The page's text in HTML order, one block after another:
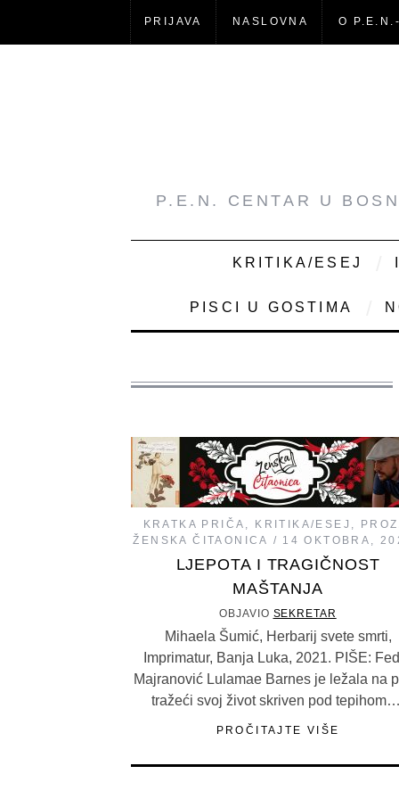
PRIJAVA NASLOVNA O
P.E.N. CENTAR U
KRITIKA/ESEJ
PISCI U GOSTIMA
KRATKA PRIČA , KRITIKA/ESEJ ,
ŽENSKA ČITAONICA
14 OKTOBRA,
LJEPOTA I TRAGIČNOST
MAŠTANJA
OBJAVIO SEKRETAR
Mihaela Šumić, Herbarij svete smrti,
Imprimatur, Banja Luka, 2021. PIŠE:
Majranović Lulamae Barnes je ležala na
tražeći svoj život skriven pod
PROČITAJTE VIŠE